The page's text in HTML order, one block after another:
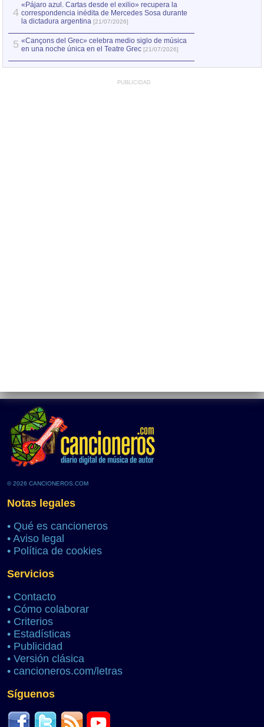
4
«Pájaro azul. Cartas desde el exilio» recupera la
correspondencia inédita de Mercedes Sosa durante
la dictadura argentina [21/07/2026]
5 «Cançons del Grec» celebra medio siglo de música
en una noche única en el Teatre Grec [21/07/2026]
PUBLICIDAD
© 2026 CANCIONEROS.COM
Notas legales
• Qué es cancioneros
• Aviso legal
• Política de cookies
Servicios
• Contacto
• Cómo colaborar
• Criterios
• Estadísticas
• Publicidad
• Versión clásica
• cancioneros.com/letras
Síguenos